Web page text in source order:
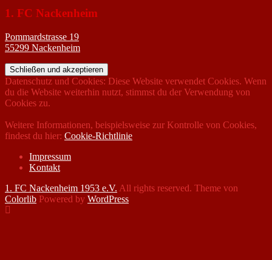
1. FC Nackenheim
Pommardstrasse 19
55299 Nackenheim
Datenschutz und Cookies: Diese Website verwendet Cookies. Wenn
du die Website weiterhin nutzt, stimmst du der Verwendung von
Cookies zu.
Weitere Informationen, beispielsweise zur Kontrolle von Cookies,
findest du hier: Cookie-Richtlinie
Impressum
Kontakt
1. FC Nackenheim 1953 e.V. All rights reserved. Theme von
Colorlib Powered by WordPress